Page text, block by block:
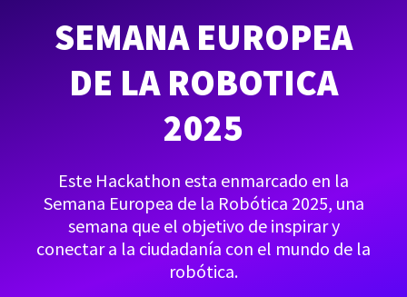
SEMANA EUROPEA
DE LA ROBOTICA
2025
Este Hackathon esta enmarcado en la
Semana Europea de la Robótica 2025, una
semana que el objetivo de inspirar y
conectar a la ciudadanía con el mundo de la
robótica.